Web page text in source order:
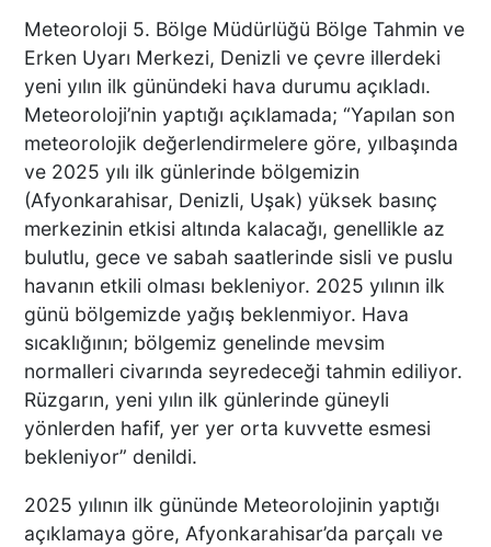
Meteoroloji 5. Bölge Müdürlüğü Bölge Tahmin ve
Erken Uyarı Merkezi, Denizli ve çevre illerdeki
yeni yılın ilk günündeki hava durumu açıkladı.
Meteoroloji’nin yaptığı açıklamada; “Yapılan son
meteorolojik değerlendirmelere göre, yılbaşında
ve 2025 yılı ilk günlerinde bölgemizin
(Afyonkarahisar, Denizli, Uşak) yüksek basınç
merkezinin etkisi altında kalacağı, genellikle az
bulutlu, gece ve sabah saatlerinde sisli ve puslu
havanın etkili olması bekleniyor. 2025 yılının ilk
günü bölgemizde yağış beklenmiyor. Hava
sıcaklığının; bölgemiz genelinde mevsim
normalleri civarında seyredeceği tahmin ediliyor.
Rüzgarın, yeni yılın ilk günlerinde güneyli
yönlerden hafif, yer yer orta kuvvette esmesi
bekleniyor” denildi.
2025 yılının ilk gününde Meteorolojinin yaptığı
açıklamaya göre, Afyonkarahisar’da parçalı ve